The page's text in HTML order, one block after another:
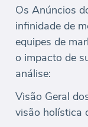
Os Anúncios
infinidade de
equipes de
o impacto de
análise:
Visão Geral
visão holística